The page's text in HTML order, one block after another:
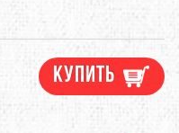
Купить